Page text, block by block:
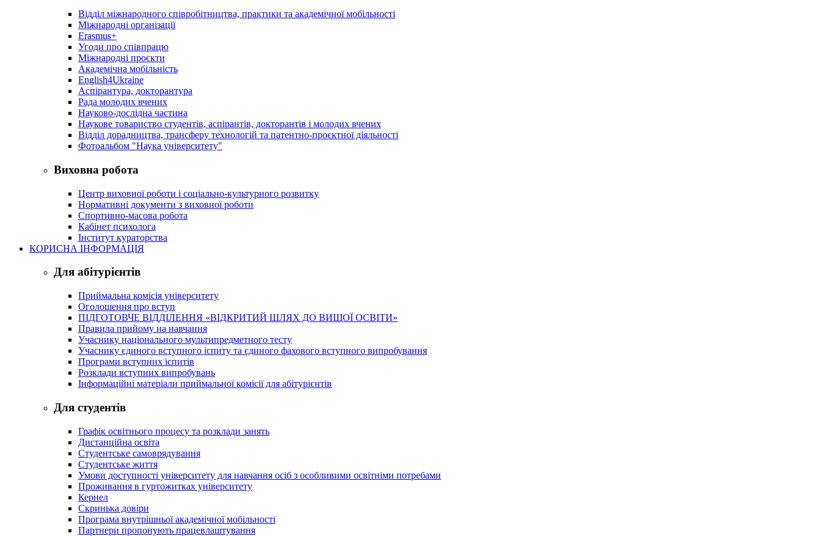
Відділ міжнародного співробітництва, практики та академічної мобільності
Міжнародні організації
Erasmus+
Угоди про співпрацю
Міжнародні проєкти
Академічна мобільність
English4Ukraine
Аспірантура, докторантура
Рада молодих вчених
Науково-дослідна частина
Наукове товариство студентів, аспірантів, докторантів і молодих вчених
Відділ дорадництва, трансферу технологій та патентно-проєктної діяльності
Фотоальбом "Наука університету"
Виховна робота
Центр виховної роботи і соціально-культурного розвитку
Нормативні документи з виховної роботи
Спортивно-масова робота
Кабінет психолога
Інститут кураторства
КОРИСНА ІНФОРМАЦІЯ
Для абітурієнтів
Приймальна комісія університету
Оголошення про вступ
ПІДГОТОВЧЕ ВІДДІЛЕННЯ «ВІДКРИТИЙ ШЛЯХ ДО ВИЩОЇ ОСВІТИ»
Правила прийому на навчання
Учаснику національного мультипредметного тесту
Учаснику єдиного вступного іспиту та єдиного фахового вступного випробування
Програми вступних іспитів
Розклади вступних випробувань
Інформаційні матеріали приймальної комісії для абітурієнтів
Для студентів
Графік освітнього процесу та розклади занять
Дистанційна освіта
Студентське самоврядування
Студентське життя
Умови доступності університету для навчання осіб з особливими освітніми потребами
Проживання в гуртожитках університету
Кернел
Скринька довіри
Програма внутрішньої академічної мобільності
Партнери пропонують працевлаштування